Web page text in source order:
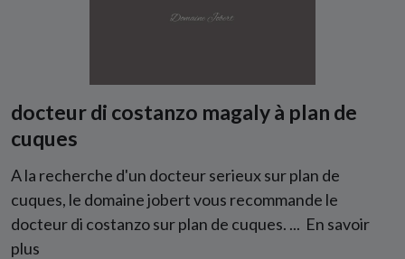
docteur di costanzo magaly à plan de
cuques
A la recherche d'un docteur serieux sur plan de
cuques, le domaine jobert vous recommande le
docteur di costanzo sur plan de cuques. ... En savoir
plus